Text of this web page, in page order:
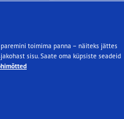
toimima panna – näiteks jättes
sisu. Saate oma küpsiste seadeid